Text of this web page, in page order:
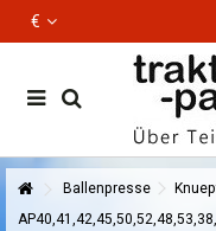
€
Ballenpresse
AP40,41,42,45,50,52,48,53,38,